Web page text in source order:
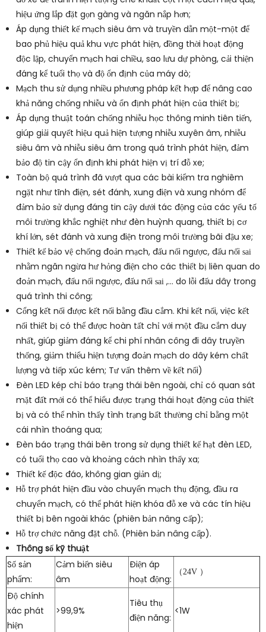
hiệu ứng lắp đặt gọn gàng và ngăn nắp hơn;
Áp dụng thiết kế mạch siêu âm và truyền dẫn một-một để
bao phủ hiệu quả khu vực phát hiện, đồng thời hoạt động
độc lập, chuyển mạch hai chiều, sao lưu dự phòng, cải thiện
đáng kể tuổi thọ và độ ổn định của máy dò;
Mạch thu sử dụng nhiều phương pháp kết hợp để nâng cao
khả năng chống nhiễu và ổn định phát hiện của thiết bị;
Áp dụng thuật toán chống nhiễu học thông minh tiên tiến,
giúp giải quyết hiệu quả hiện tượng nhiễu xuyên âm, nhiễu
siêu âm và nhiễu siêu âm trong quá trình phát hiện, đảm
bảo độ tin cậy ổn định khi phát hiện vị trí đỗ xe;
Toàn bộ quá trình đã vượt qua các bài kiểm tra nghiêm
ngặt như tĩnh điện, sét đánh, xung điện và xung nhóm để
đảm bảo sử dụng đáng tin cậy dưới tác động của các yếu tố
môi trường khắc nghiệt như đèn huỳnh quang, thiết bị cơ
khí lớn, sét đánh và xung điện trong môi trường bãi đậu xe;
Thiết kế bảo vệ chống đoản mạch, đấu nối ngược, đấu nối sai
nhằm ngăn ngừa hư hỏng điện cho các thiết bị liên quan do
đoản mạch, đấu nối ngược, đấu nối sai,... do lỗi đấu dây trong
quá trình thi công;
Cổng kết nối được kết nối bằng đầu cắm. Khi kết nối, việc kết
nối thiết bị có thể được hoàn tất chỉ với một đầu cắm duy
nhất, giúp giảm đáng kể chi phí nhân công đi dây truyền
thống, giảm thiểu hiện tượng đoản mạch do dây kém chất
lượng và tiếp xúc kém; Tư vấn thêm về kết nối)
Đèn LED kép chỉ báo trạng thái bên ngoài, chỉ có quan sát
mặt đất mới có thể hiểu được trạng thái hoạt động của thiết
bị và có thể nhìn thấy tình trạng bất thường chỉ bằng một
cái nhìn thoáng qua;
Đèn báo trạng thái bên trong sử dụng thiết kế hạt đèn LED,
có tuổi thọ cao và khoảng cách nhìn thấy xa;
Thiết kế độc đáo, không gian giản dị;
Hỗ trợ phát hiện đầu vào chuyển mạch thụ động, đầu ra
chuyển mạch, có thể phát hiện khóa đỗ xe và các tín hiệu
thiết bị bên ngoài khác (phiên bản nâng cấp);
Hỗ trợ chức năng đặt chỗ. (Phiên bản nâng cấp).
Thông số kỹ thuật
Số sản
phẩm:
Cảm biến siêu
âm
Điện áp
hoạt động:
（24V ）
Độ chính
xác phát
hiện
>99,9%
Tiêu thụ
điện năng:
<1W